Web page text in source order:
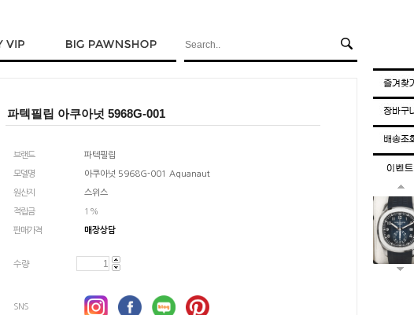
파텍필립 아쿠아넛 5968G-001
브랜드 파텍필립
모델명 아쿠아넛 5968G-001 Aquanaut
원산지 스위스
적립금 1%
판매가격 매장상담
수량
SNS